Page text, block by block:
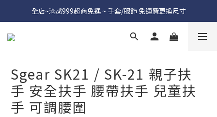
全店~滿💰999超商免運 ~ 手套/服飾 免運費更換尺寸
Sgear SK21 / SK-21 親子扶
手 安全扶手 腰帶扶手 兒童扶
手 可調腰圍